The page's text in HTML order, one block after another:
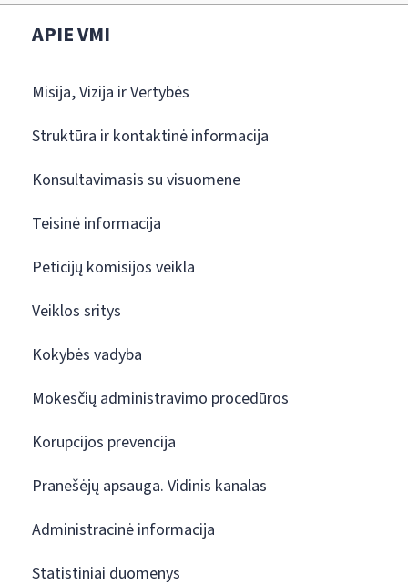
APIE VMI
Misija, Vizija ir Vertybės
Struktūra ir kontaktinė informacija
Konsultavimasis su visuomene
Teisinė informacija
Peticijų komisijos veikla
Veiklos sritys
Kokybės vadyba
Mokesčių administravimo procedūros
Korupcijos prevencija
Pranešėjų apsauga. Vidinis kanalas
Administracinė informacija
Statistiniai duomenys